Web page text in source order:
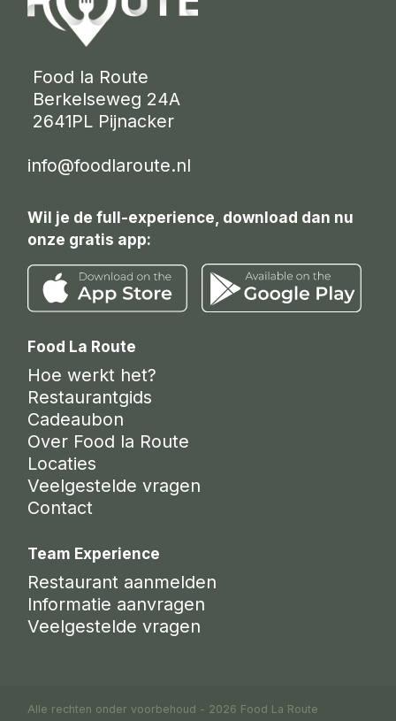
Food la Route
Berkelseweg 24A
2641PL Pijnacker
info@foodlaroute.nl
Wil je de full-experience, download dan nu
onze gratis app:
Food La Route
Hoe werkt het?
Restaurantgids
Cadeaubon
Over Food la Route
Locaties
Veelgestelde vragen
Contact
Team Experience
Restaurant aanmelden
Informatie aanvragen
Veelgestelde vragen
Alle rechten onder voorbehoud - 2026 Food La Route